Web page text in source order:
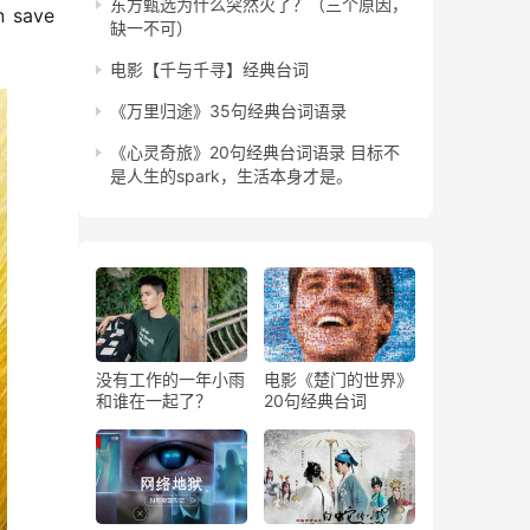
save
东方甄选为什么突然火了？（三个原因，
缺一不可）
电影【千与千寻】经典台词
《万里归途》35句经典台词语录
《心灵奇旅》20句经典台词语录 目标不
是人生的spark，生活本身才是。
没有工作的一年小雨
和谁在一起了？
电影《楚门的世界》
20句经典台词